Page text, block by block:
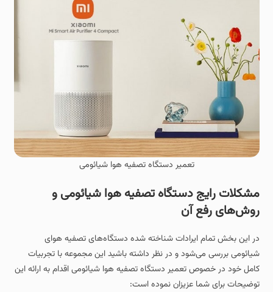
تعمیر دستگاه تصفیه هوا شیائومی
مشکلات رایج دستگاه تصفیه هوا شیائومی و
روش‌های رفع آن
در این بخش تمام ایرادات شناخته‌ شده دستگاه‌های تصفیه هوای
شیائومی بررسی می‌شود و در نظر داشته باشید این مجموعه با تجربیات
کامل خود در خصوص تعمیر دستگاه تصفیه هوا شیائومی اقدام به ارائه این
توضیحات برای شما عزیزان نموده است: